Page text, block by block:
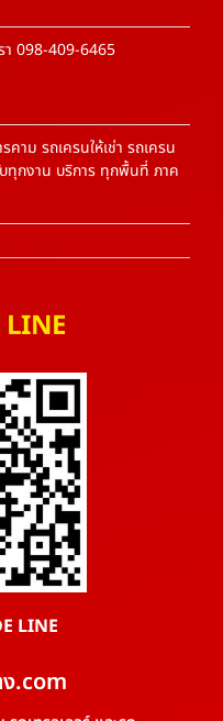
า 098-409-6465
าม รถเครนให้เช่า รถเครน
ทุกงาน บริการ ทุกพื้นที่ ภาค
LINE
LINE
ง.com